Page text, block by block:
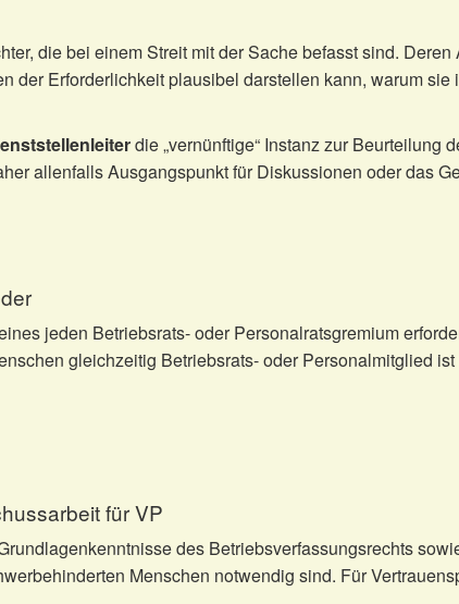
die bei einem Streit mit der Sache befasst sind.
der Erforderlichkeit plausibel darstellen kann, warum sie
die „vernünftige“ Instanz zur Beurteilung
allenfalls Ausgangspunkt für Diskussionen oder das
jeden Betriebsrats- oder Personalratsgremium
gleichzeitig Betriebsrats- oder Personalmitglied
für VP
des Betriebsverfassungsrechts
Menschen notwendig sind. Für